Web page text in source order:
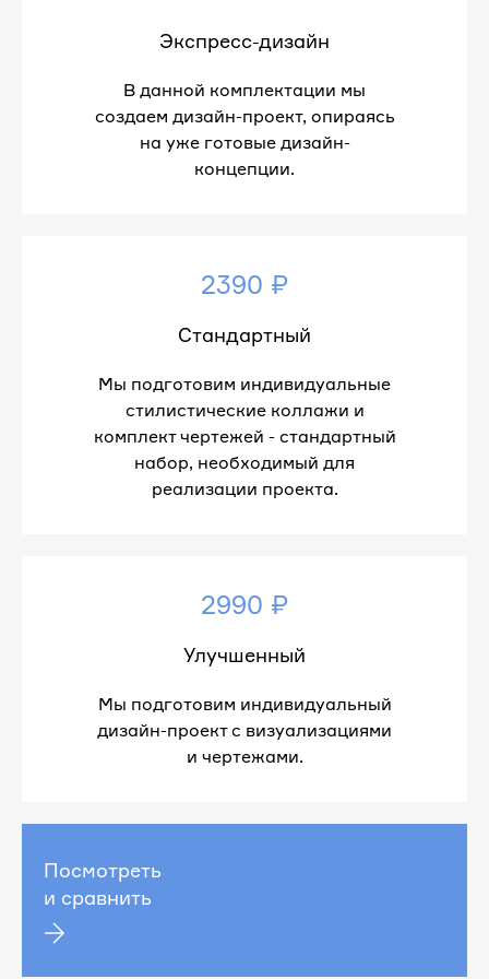
Экспресс-дизайн
В данной комплектации мы
создаем дизайн-проект, опираясь
на уже готовые дизайн-
концепции.
2390 ₽
Стандартный
Мы подготовим индивидуальные
стилистические коллажи и
комплект чертежей - стандартный
набор, необходимый для
реализации проекта.
2990 ₽
Улучшенный
Мы подготовим индивидуальный
дизайн-проект с визуализациями
и чертежами.
Посмотреть
и сравнить